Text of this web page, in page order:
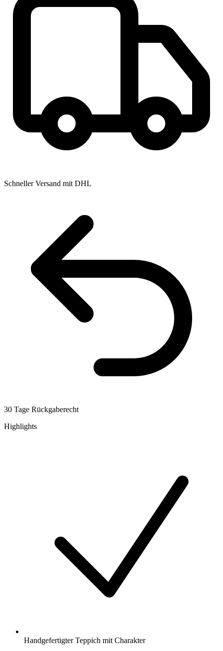
Schneller Versand mit DHL
30 Tage Rückgaberecht
Highlights
Handgefertigter Teppich mit Charakter